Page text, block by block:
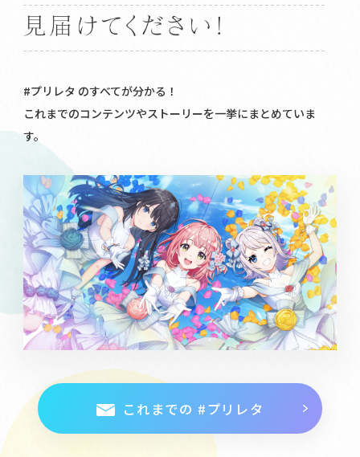
#プリレタ のすべてが分かる！
これまでのコンテンツやストーリーを一挙にまとめていま
す。
これまでの #プリレタ